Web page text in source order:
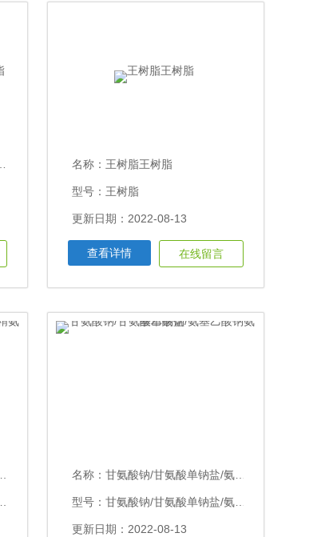
名称： 王树脂王树脂
型号：王树脂
更新日期：2022-08-13
查看详情 在线留言
名称： 甘氨酸钠/甘氨酸单钠盐/氨基乙酸钠氨基乙酸钠
更新日期：2022-08-13